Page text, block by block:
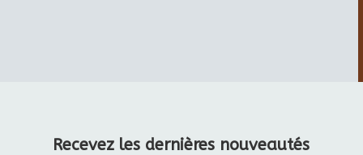
Recevez les dernières nouveautés